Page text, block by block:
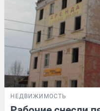
НЕДВИЖИМОСТЬ